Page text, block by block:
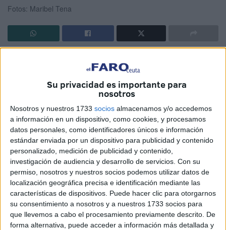
Su privacidad es importante para
nosotros
Nosotros y nuestros 1733 socios almacenamos y/o accedemos
a información en un dispositivo, como cookies, y procesamos
datos personales, como identificadores únicos e información
estándar enviada por un dispositivo para publicidad y contenido
personalizado, medición de publicidad y contenido,
investigación de audiencia y desarrollo de servicios. Con su
permiso, nosotros y nuestros socios podemos utilizar datos de
localización geográfica precisa e identificación mediante las
características de dispositivos. Puede hacer clic para otorgarnos
su consentimiento a nosotros y a nuestros 1733 socios para
que llevemos a cabo el procesamiento previamente descrito. De
forma alternativa, puede acceder a información más detallada y
Fotos: Maribel Tena
Fernando de Leyba de Periodismo, ha hecho parada en
Ceuta este miércoles para ofrecer una conferencia en un
escenario emblemático como es el Centro Cultural Antigua
Estación del Ferrocarril, organizado por elCentro
Universitario UNED Ceuta y The Hispanic Council.
Antes de esta ponencia, Reyero se ha referido al
reconocimientorecibido, asegurando que “es un gusto
que reconozcan el trabajo y que me hagan empatar con
Javier Ronda, al que admiro, compañero de Canal Sur,
natural de esta ciudad, y también con Paco Carrión, que
precede en el galardón. Estar acompañado de gente a la
que admiras y que ha abierto pasos es gratificante”.